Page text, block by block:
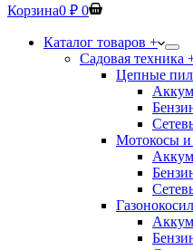
Корзина0 ₽ 0
Каталог товаров +
Садовая техника
Цепные
Мотокосы